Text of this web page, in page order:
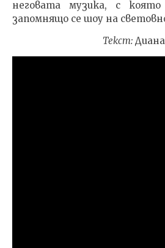
неговата музика, с
запомнящо се шоу на
Текст: